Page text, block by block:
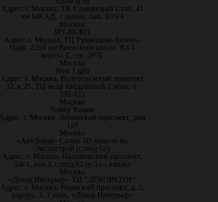
Адрес: г. Москва, ТК Славянский Стан, 41
км МКАД, 1 линия, пав. В19/4
Москва
MY-BURO
Адрес: г. Москва, ТЦ Румянцево Бизнес-
Парк. 22ой км Киевского шоссе. Вл.4
корпус Г, сек. 207Г
Москва
New Light
Адрес: г. Москва, Волгоградский проспект
32, к 25. ТЦ метр квадратный 2 этаж, п.
199-122
Москва
Nobby Rooms
г. Москва, Ленинский проспект, дом
119
Москва
«АртДекор» Салон 3D панели на
Экспострой (стенд 62)
Адрес: г. Москва, Нахимовский проспект,
24с1, пав.3, стенд 62 (у 3-го входа)
Москва
«Декор Интерьер» ТЦ "ДЕКОРАТОР"
Адрес: г. Москва, Рязанский проспект, д. 2,
корпус. 3, 1 этаж, «Декор Интерьер»